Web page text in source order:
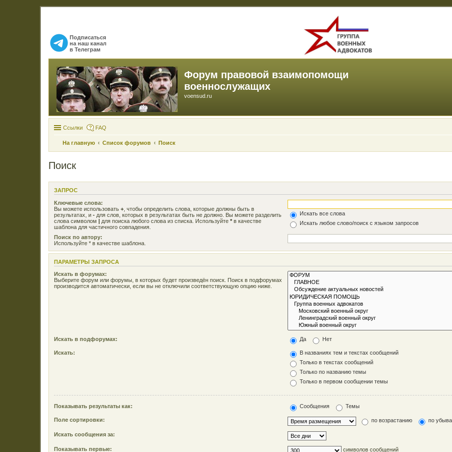
Подписаться
на наш канал
в Телеграм
Форум правовой взаимопомощи
военнослужащих
voensud.ru
Ссылки FAQ
На главную Список форумов Поиск
Поиск
ЗАПРОС
Ключевые слова:
Вы можете использовать + , чтобы определить слова, которые должны быть в
результатах, и - для слов, которых в результатах быть не должно. Вы можете разделить
слова символом | для поиска любого слова из списка. Используйте * в качестве
шаблона для частичного совпадения.
Искать все слова
Искать любое слово/поиск с языком запросов
Поиск по автору:
Используйте * в качестве шаблона.
ПАРАМЕТРЫ ЗАПРОСА
Искать в форумах:
Выберите форум или форумы, в которых будет произведён поиск. Поиск в подфорумах
производится автоматически, если вы не отключили соответствующую опцию ниже.
Искать в подфорумах: Да Нет
Искать:
В названиях тем и текстах сообщений
Только в текстах сообщений
Только по названию темы
Только в первом сообщении темы
Показывать результаты как: Сообщения Темы
Поле сортировки: по возрастанию по
Искать сообщения за:
Показывать первые: символов сообщений